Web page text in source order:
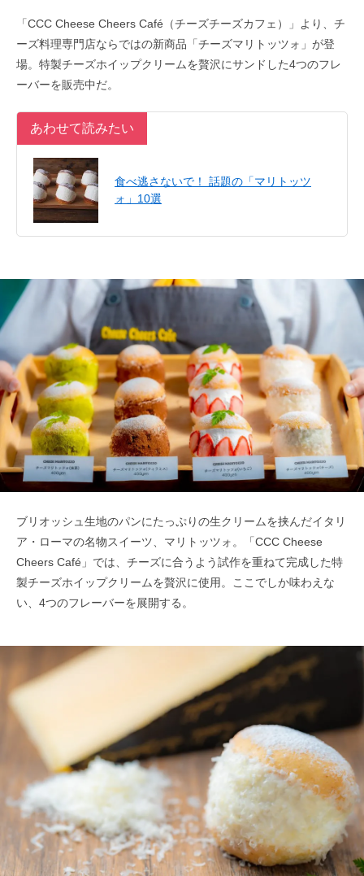
「CCC Cheese Cheers Café（チーズチーズカフェ）」より、チ
ーズ料理専門店ならではの新商品「チーズマリトッツォ」が登
場。特製チーズホイップクリームを贅沢にサンドした4つのフレ
ーバーを販売中だ。
あわせて読みたい
食べ逃さないで！ 話題の「マリトッツ
ォ」10選
ブリオッシュ生地のパンにたっぷりの生クリームを挟んだイタリ
ア・ローマの名物スイーツ、マリトッツォ。「CCC Cheese
Cheers Café」では、チーズに合うよう試作を重ねて完成した特
製チーズホイップクリームを贅沢に使用。ここでしか味わえな
い、4つのフレーバーを展開する。